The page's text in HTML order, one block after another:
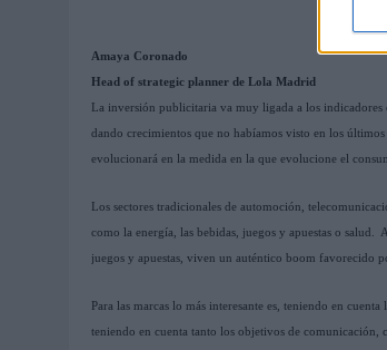
Amaya Coronado
Head of strategic planner de Lola Madrid
La inversión publicitaria va muy ligada a los
dando crecimientos que no habíamos visto en los
evolucionará en la medida en la que evolucione el
Los sectores tradicionales de automoción,
como la energía, las bebidas, juegos y apuestas o
juegos y apuestas, viven un auténtico boom favorecido
Para las marcas lo más interesante es, teniendo en
teniendo en cuenta tanto los objetivos de